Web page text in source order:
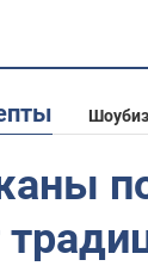
Шоубиз